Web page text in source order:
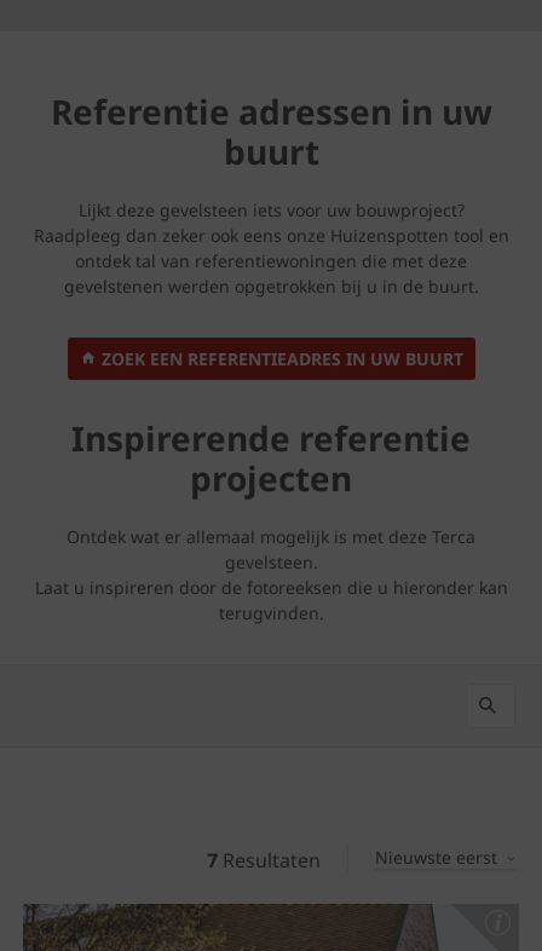
Referentie adressen in uw
buurt
Lijkt deze gevelsteen iets voor uw bouwproject?
Raadpleeg dan zeker ook eens onze Huizenspotten tool en
ontdek tal van referentiewoningen die met deze
gevelstenen werden opgetrokken bij u in de buurt.
ZOEK EEN REFERENTIEADRES IN UW BUURT
Inspirerende referentie
projecten
Ontdek wat er allemaal mogelijk is met deze Terca
gevelsteen.
Laat u inspireren door de fotoreeksen die u hieronder kan
terugvinden.
7 Resultaten Nieuwste eerst